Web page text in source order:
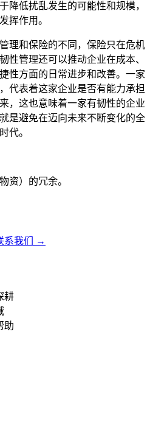
降低扰乱发生的可能性和规模，
挥作用。
理和保险的不同，保险只在危机
性管理还可以推动企业在成本、
性方面的日常进步和改善。一家
代表着这家企业是否有能力承担
，这也意味着一家有韧性的企业
是避免在迈向未来不断变化的全
代。
资）的冗余。
系我们 →
耕
助